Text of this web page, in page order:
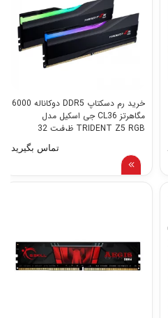
خرید رم دسکتاپ DDR5 دوکاناله 6000
مگاهرتز CL36 جی اسکیل مدل
TRIDENT Z5 RGB ظرفیت 32
تماس بگیرید